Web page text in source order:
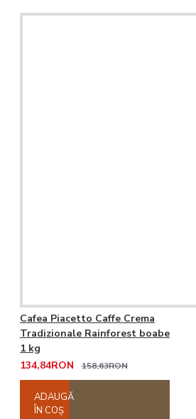
Cafea Piacetto Caffe Crema
Tradizionale Rainforest boabe
1 kg
134,84RON
158,63RON
ADAUGĂ
ÎN COŞ